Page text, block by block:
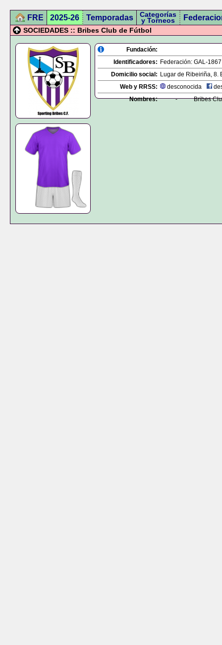
FRE 2025-26 Temporadas Categorías
y Torneos
SOCIEDADES :: Bribes Club de Fútbol
Fundación:
Identificadores: Federación: GAL-1867
Domicilio social: Lugar de Ribeiriña, 8.
Web y RRSS:
desconocida
Nombres:
- Bribes